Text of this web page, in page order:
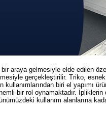
araya gelmesiyle elde edilen
gerçekleştirilir. Triko,
biri el yapımı
bir rol oynamaktadır.
kullanım alanlarına